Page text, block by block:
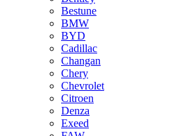
Bestune
BMW
BYD
Cadillac
Changan
Chery
Chevrolet
Citroen
Denza
Exeed